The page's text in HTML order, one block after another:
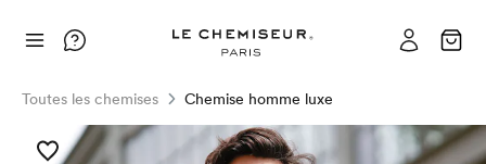
Toutes les chemises Chemise homme luxe